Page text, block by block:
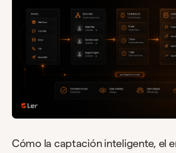
Cómo la captación inteligente, el